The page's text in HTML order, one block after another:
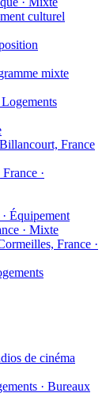
culturel
mixte
France
·
Équipement
· Mixte
France ·
de cinéma
· Bureaux